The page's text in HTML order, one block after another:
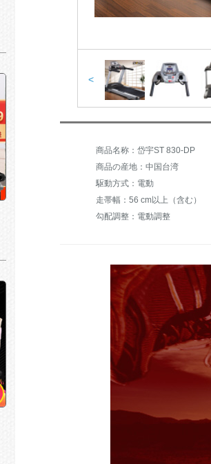
<
商品名称：岱宇ST 830-DP
商品の産地：中国台湾
駆動方式：電動
走帯幅：56 cm以上（含む）
勾配調整：電動調整